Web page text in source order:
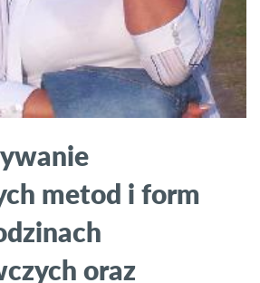
metod i form
oraz